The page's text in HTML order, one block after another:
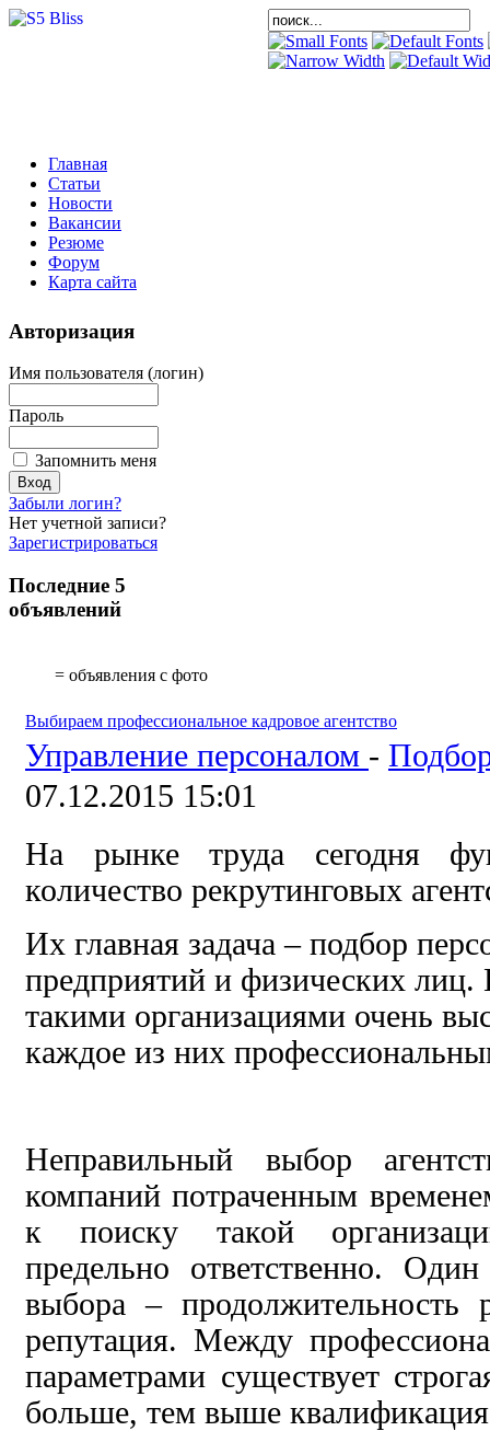
Главная
Статьи
Новости
Вакансии
Резюме
Форум
Карта сайта
Авторизация
Имя пользователя (логин)
Пароль
Запомнить меня
Забыли логин?
Нет учетной записи?
Зарегистрироваться
Последние 5
объявлений
= объявления с фото
Выбираем профессиональное кадровое агентство
Управление персоналом -
07.12.2015 15:01
На рынке труда сегодня
количество рекрутинговых
Их главная задача – подбор
предприятий и физических
такими организациями очень
каждое из них
Неправильный выбор
компаний потраченным
к поиску такой
предельно ответственно.
выбора – продолжительность
репутация. Между
параметрами существует
больше, тем выше квалификация